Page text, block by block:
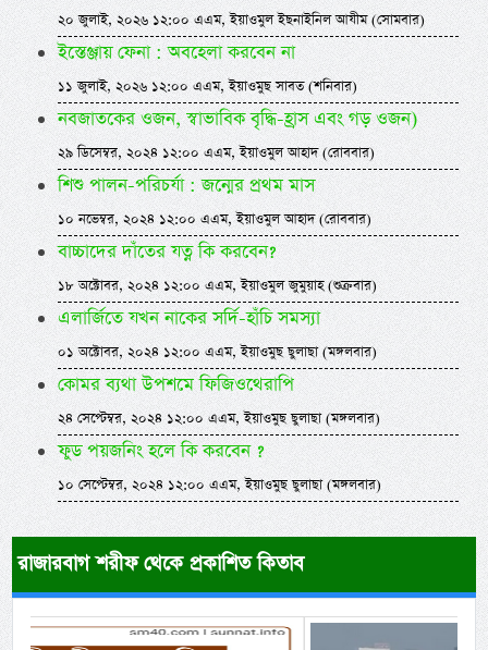
২০ জুলাই, ২০২৬ ১২:০০ এএম, ইয়াওমুল ইছনাইনিল আযীম (সোমবার)
ইস্তেঞ্জায় ফেনা : অবহেলা করবেন না
১১ জুলাই, ২০২৬ ১২:০০ এএম, ইয়াওমুছ সাবত (শনিবার)
নবজাতকের ওজন, স্বাভাবিক বৃদ্ধি-হ্রাস এবং গড় ওজন)
২৯ ডিসেম্বর, ২০২৪ ১২:০০ এএম, ইয়াওমুল আহাদ (রোববার)
শিশু পালন-পরিচর্যা : জন্মের প্রথম মাস
১০ নভেম্বর, ২০২৪ ১২:০০ এএম, ইয়াওমুল আহাদ (রোববার)
বাচ্চাদের দাঁতের যত্ন কি করবেন?
১৮ অক্টোবর, ২০২৪ ১২:০০ এএম, ইয়াওমুল জুমুয়াহ (শুক্রবার)
এলার্জিতে যখন নাকের সর্দি-হাঁচি সমস্যা
০১ অক্টোবর, ২০২৪ ১২:০০ এএম, ইয়াওমুছ ছুলাছা (মঙ্গলবার)
কোমর ব্যথা উপশমে ফিজিওথেরাপি
২৪ সেপ্টেম্বর, ২০২৪ ১২:০০ এএম, ইয়াওমুছ ছুলাছা (মঙ্গলবার)
ফুড পয়জনিং হলে কি করবেন ?
১০ সেপ্টেম্বর, ২০২৪ ১২:০০ এএম, ইয়াওমুছ ছুলাছা (মঙ্গলবার)
রাজারবাগ শরীফ থেকে প্রকাশিত কিতাব